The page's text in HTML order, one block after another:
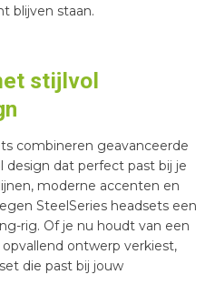
blijven staan.
stijlvol
combineren geavanceerde
dat perfect past bij je
moderne accenten en
SteelSeries headsets een
rig. Of je nu houdt van een
ontwerp verkiest,
die past bij jouw